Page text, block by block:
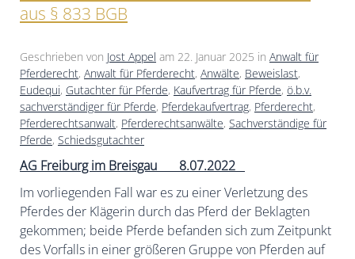
aus § 833 BGB
Geschrieben von Jost Appel am 22. Januar 2025 in Anwalt für
Pferderecht, Anwalt für Pferderecht, Anwälte, Beweislast,
Eudequi, Gutachter für Pferde, Kaufvertrag für Pferde, ö.b.v.
sachverständiger für Pferde, Pferdekaufvertrag, Pferderecht,
Pferderechtsanwalt, Pferderechtsanwälte, Sachverständige für
Pferde, Schiedsgutachter
AG Freiburg im Breisgau 8.07.2022
Im vorliegenden Fall war es zu einer Verletzung des
Pferdes der Klägerin durch das Pferd der Beklagten
gekommen; beide Pferde befanden sich zum Zeitpunkt
des Vorfalls in einer größeren Gruppe von Pferden auf